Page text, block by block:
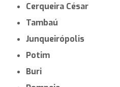
Cerqueira César
Tambaú
Junqueirópolis
Potim
Buri